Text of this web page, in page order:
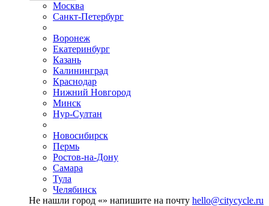
Москва
Санкт-Петербург
Воронеж
Екатеринбург
Казань
Калининград
Краснодар
Нижний Новгород
Минск
Нур-Султан
Новосибирск
Пермь
Ростов-на-Дону
Самара
Тула
Челябинск
Не нашли город «» напишите на почту hello@citycycle.ru